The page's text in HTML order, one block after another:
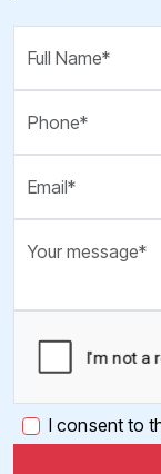
I consent to